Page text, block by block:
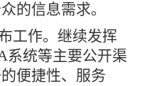
的信息需求。
作。继续发挥
系统等主要公开渠
便捷性、服务